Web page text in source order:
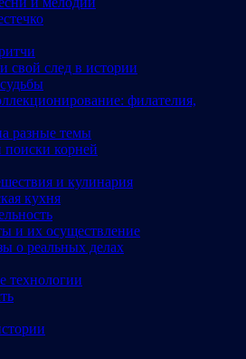
свой след в истории
филателия,
разные темы
поиски корней
и кулинария
кухня
и их осуществление
о реальных делах
технологии